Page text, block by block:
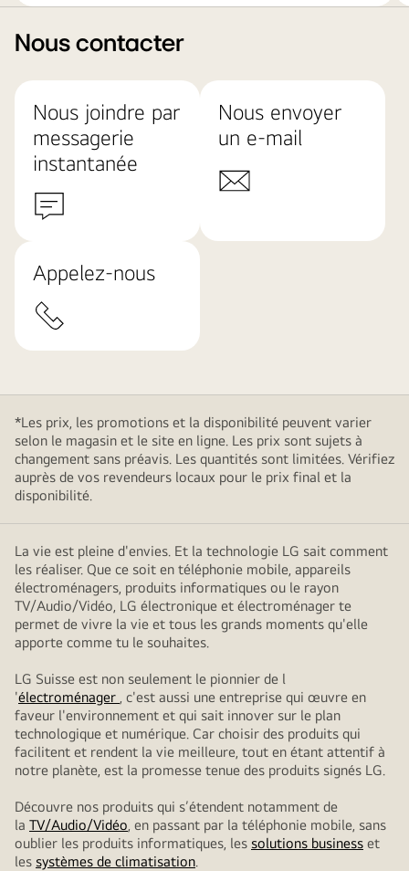
Nous contacter
Nous joindre par
messagerie
instantanée
Nous envoyer
un e-mail
Appelez-nous
*Les prix, les promotions et la disponibilité peuvent varier
selon le magasin et le site en ligne. Les prix sont sujets à
changement sans préavis. Les quantités sont limitées. Vérifiez
auprès de vos revendeurs locaux pour le prix final et la
disponibilité.
La vie est pleine d'envies. Et la technologie LG sait comment
les réaliser. Que ce soit en téléphonie mobile, appareils
électroménagers, produits informatiques ou le rayon
TV/Audio/Vidéo, LG électronique et électroménager te
permet de vivre la vie et tous les grands moments qu'elle
apporte comme tu le souhaites.
LG Suisse est non seulement le pionnier de l
'électroménager , c'est aussi une entreprise qui œuvre en
faveur l'environnement et qui sait innover sur le plan
technologique et numérique. Car choisir des produits qui
facilitent et rendent la vie meilleure, tout en étant attentif à
notre planète, est la promesse tenue des produits signés LG.
Découvre nos produits qui s’étendent notamment de
la TV/Audio/Vidéo, en passant par la téléphonie mobile, sans
oublier les produits informatiques, les solutions business et
les systèmes de climatisation.